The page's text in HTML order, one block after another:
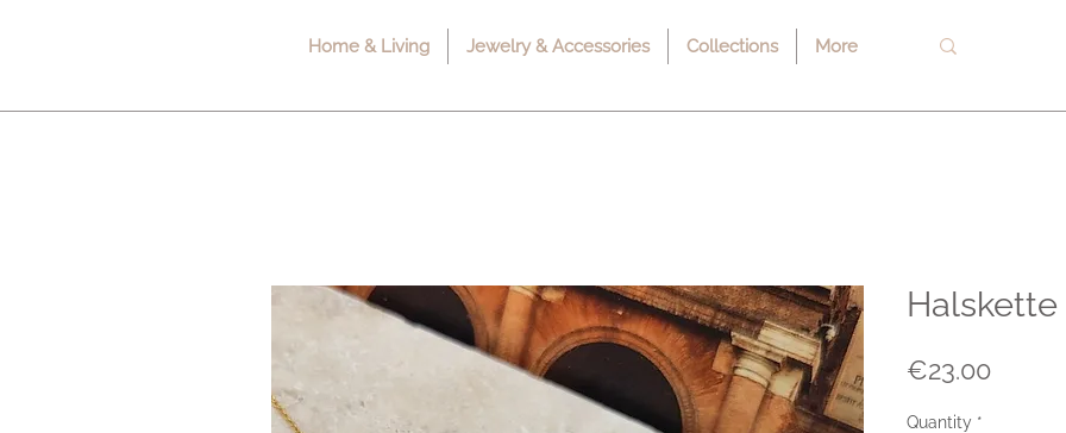
Home & Living Jewelry & Accessories Collections More
Halskette
€23.00Price
Quantity *